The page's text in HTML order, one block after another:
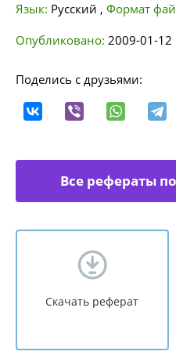
Язык: Русский , Формат
Опубликовано: 2009-01-12
Поделись с друзьями:
Все рефераты
Скачать реферат